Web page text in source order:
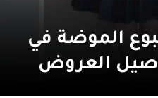
الموضة في
العروض